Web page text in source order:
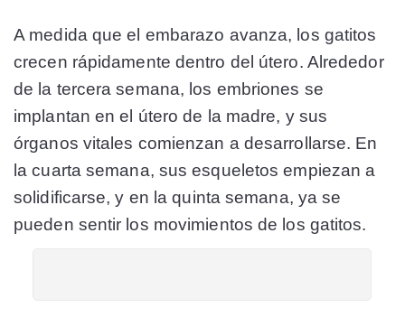
A medida que el embarazo avanza, los gatitos
crecen rápidamente dentro del útero. Alrededor
de la tercera semana, los embriones se
implantan en el útero de la madre, y sus
órganos vitales comienzan a desarrollarse. En
la cuarta semana, sus esqueletos empiezan a
solidificarse, y en la quinta semana, ya se
pueden sentir los movimientos de los gatitos.